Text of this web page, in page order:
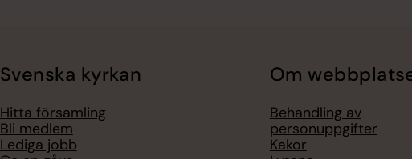
Svenska kyrkan
Hitta församling
Bli medlem
Lediga jobb
Om
Behandling av
personuppgifter
Kakor